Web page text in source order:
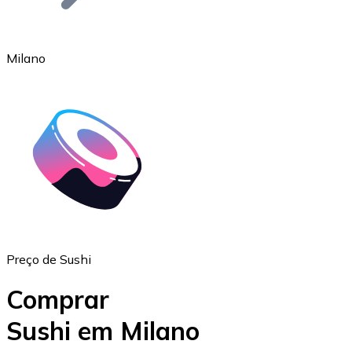
Ethereum
ETH
Milano
Preço de Sushi
Comprar
Sushi em Milano